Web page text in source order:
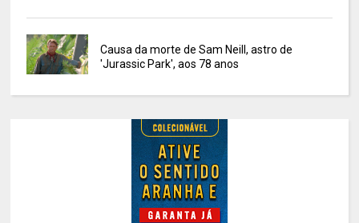
Causa da morte de Sam Neill, astro de
'Jurassic Park', aos 78 anos